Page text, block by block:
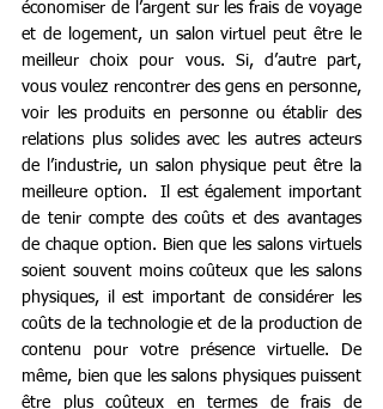
économiser de l’argent sur les frais de voyage
et de logement, un salon virtuel peut être le
meilleur choix pour vous. Si, d’autre part,
vous voulez rencontrer des gens en personne,
voir les produits en personne ou établir des
relations plus solides avec les autres acteurs
de l’industrie, un salon physique peut être la
meilleure option.  Il est également important
de tenir compte des coûts et des avantages
de chaque option. Bien que les salons virtuels
soient souvent moins coûteux que les salons
physiques, il est important de considérer les
coûts de la technologie et de la production de
contenu pour votre présence virtuelle. De
même, bien que les salons physiques puissent
être plus coûteux en termes de frais de